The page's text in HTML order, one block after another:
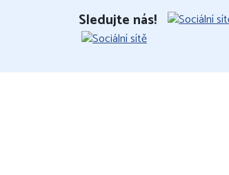
Sledujte nás!